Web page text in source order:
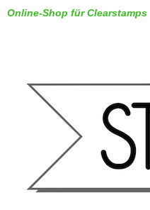
Online-Shop für Clearstamps